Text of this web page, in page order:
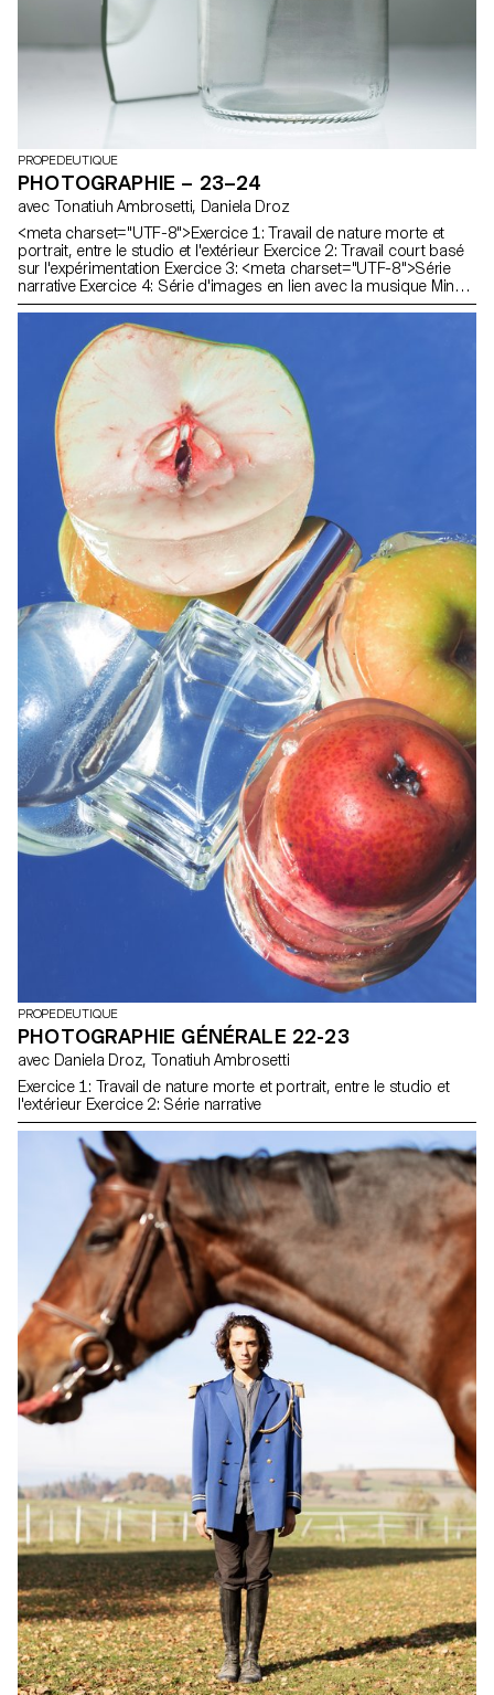
PROPEDEUTIQUE
PHOTOGRAPHIE – 23–24
avec Tonatiuh Ambrosetti, Daniela Droz
<meta charset="UTF-8">Exercice 1: Travail de nature morte et
portrait, entre le studio et l'extérieur Exercice 2: Travail court basé
sur l'expérimentation Exercice 3: <meta charset="UTF-8">Série
narrative Exercice 4: Série d'images en lien avec la musique Mind if
I stay de Kadebostany
PROPEDEUTIQUE
PHOTOGRAPHIE GÉNÉRALE 22-23
avec Daniela Droz, Tonatiuh Ambrosetti
Exercice 1: Travail de nature morte et portrait, entre le studio et
l'extérieur Exercice 2: Série narrative